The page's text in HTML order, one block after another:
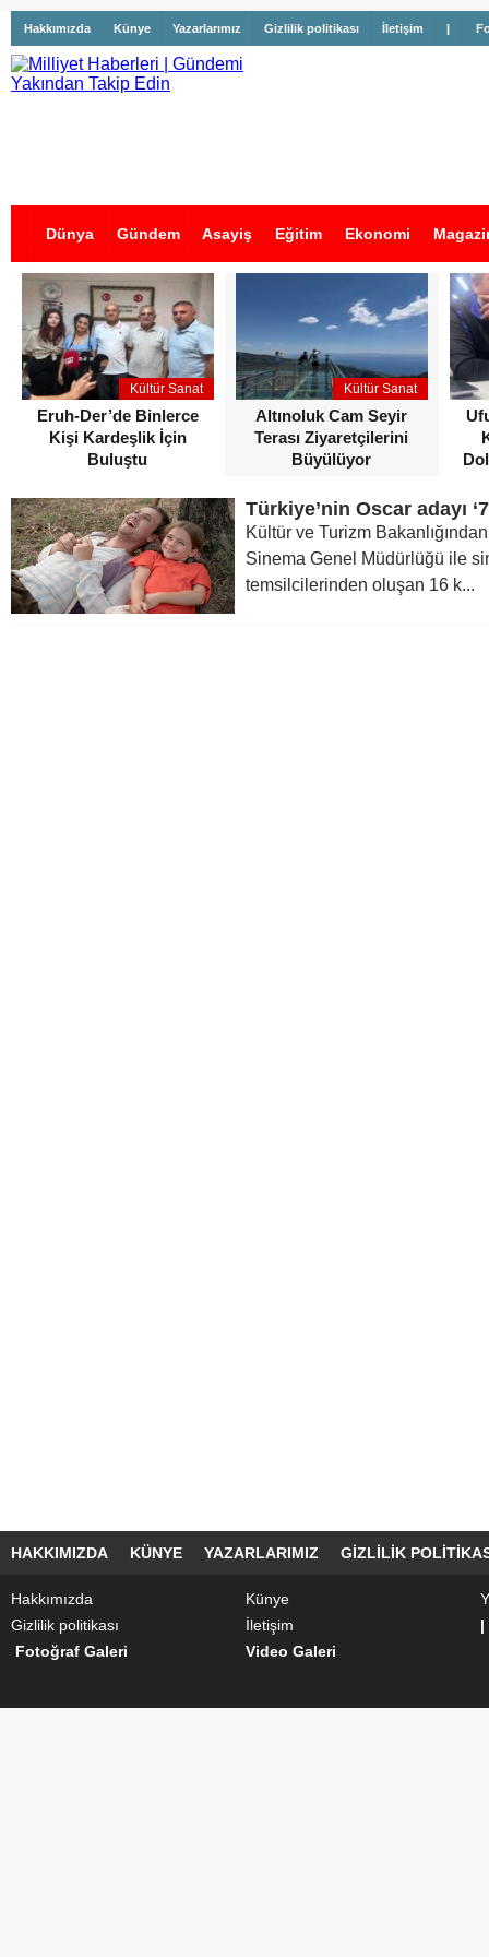
Hakkımızda Künye Yazarlarımız Gizlilik politikası İletişim |
Dünya Gündem Asayiş Eğitim Ekonomi
İş İlanları
Kültür Sanat
Eruh-Der’de Binlerce
Kişi Kardeşlik İçin
Buluştu
Kültür Sanat
Altınoluk Cam Seyir
Terası Ziyaretçilerini
Büyülüyor
Türkiye’nin Oscar adayı
Kültür ve Turizm
Sinema Genel Müdürlüğü ile
temsilcilerinden oluşan 16 k...
HAKKIMIZDA KÜNYE YAZARLARIMIZ GIZLILIK
Hakkımızda Künye
Gizlilik politikası
İletişim
|
Fotoğraf Galeri
Video Galeri